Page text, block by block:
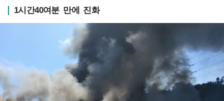
1시간40여분 만에 진화